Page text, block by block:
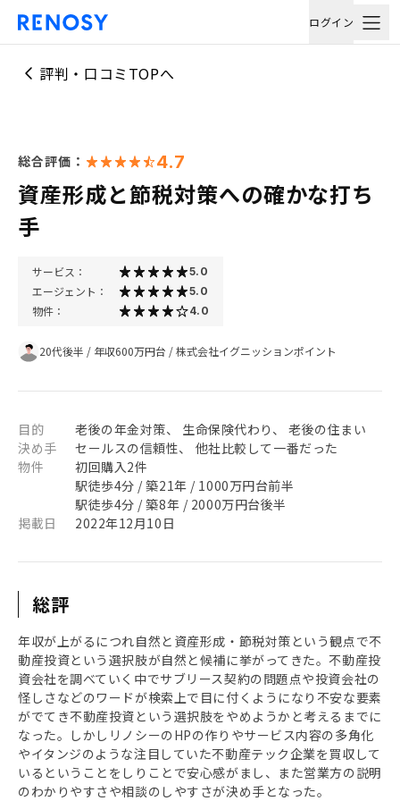
ログイン
評判・口コミTOPへ
総合評価： 4.7
資産形成と節税対策への確かな打ち
手
サービス： 5.0
エージェント： 5.0
物件： 4.0
20代後半 / 年収600万円台 /株式会社イグニッションポイント
目的
老後の年金対策、 生命保険代わり、 老後の住まい
決め手
セールスの信頼性、 他社比較して一番だった
物件
初回購入2件
駅徒歩4分 / 築21年 / 1000万円台前半
駅徒歩4分 / 築8年 / 2000万円台後半
掲載日
2022年12月10日
総評
年収が上がるにつれ自然と資産形成・節税対策という観点で不
動産投資という選択肢が自然と候補に挙がってきた。不動産投
資会社を調べていく中でサブリース契約の問題点や投資会社の
怪しさなどのワードが検索上で目に付くようになり不安な要素
がでてき不動産投資という選択肢をやめようかと考えるまでに
なった。しかしリノシーのHPの作りやサービス内容の多角化
やイタンジのような注目していた不動産テック企業を買収して
いるということをしりことで安心感がまし、また営業方の説明
のわかりやすさや相談のしやすさが決め手となった。